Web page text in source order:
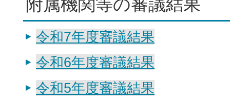
附属機関等の審議結果
令和7年度審議結果
令和6年度審議結果
令和5年度審議結果